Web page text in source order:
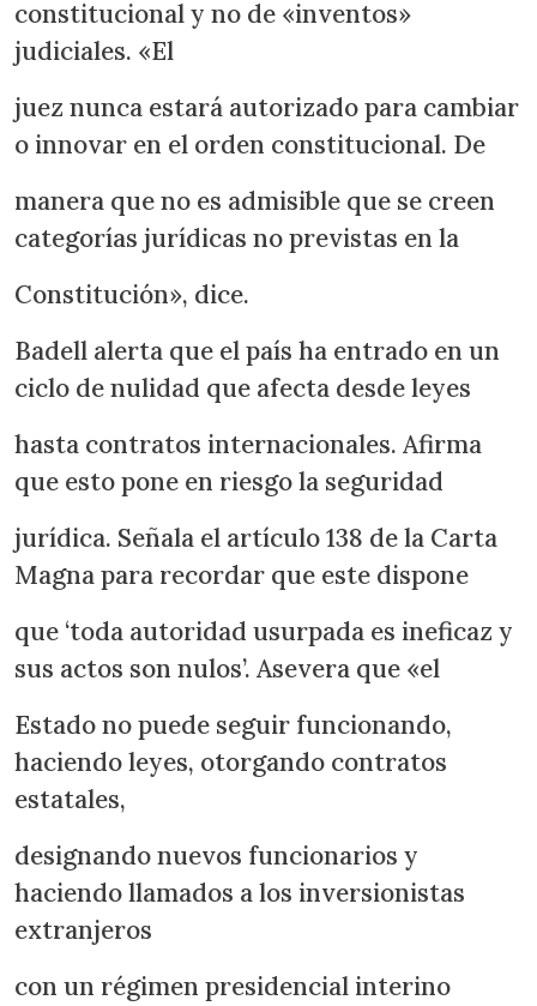
constitucional y no de «inventos»
judiciales. «El
juez nunca estará autorizado para cambiar
o innovar en el orden constitucional. De
manera que no es admisible que se creen
categorías jurídicas no previstas en la
Constitución», dice.
Badell alerta que el país ha entrado en un
ciclo de nulidad que afecta desde leyes
hasta contratos internacionales. Afirma
que esto pone en riesgo la seguridad
jurídica. Señala el artículo 138 de la Carta
Magna para recordar que este dispone
que ‘toda autoridad usurpada es ineficaz y
sus actos son nulos’. Asevera que «el
Estado no puede seguir funcionando,
haciendo leyes, otorgando contratos
estatales,
designando nuevos funcionarios y
haciendo llamados a los inversionistas
extranjeros
con un régimen presidencial interino